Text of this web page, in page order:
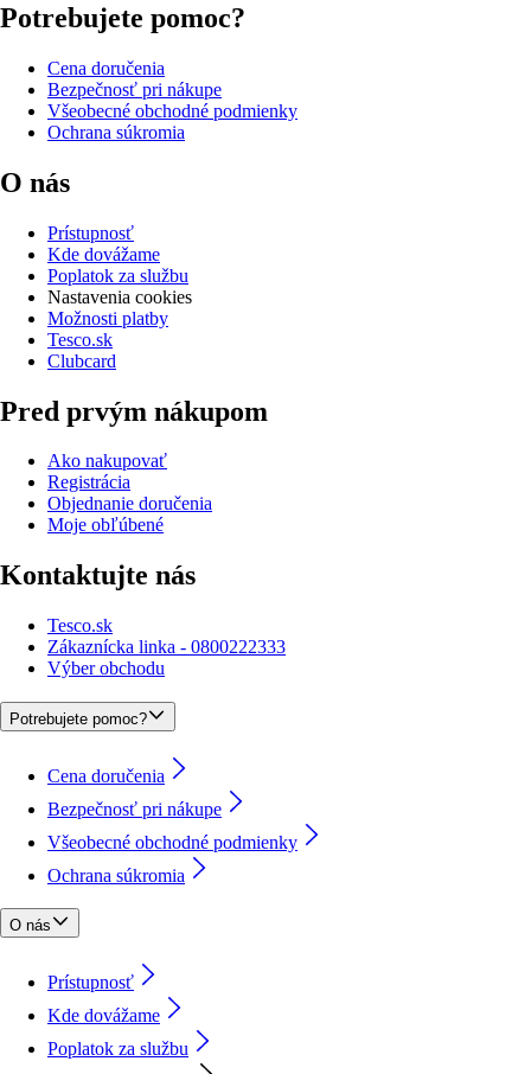
Potrebujete pomoc?
Cena doručenia
Bezpečnosť pri nákupe
Všeobecné obchodné podmienky
Ochrana súkromia
O nás
Prístupnosť
Kde dovážame
Poplatok za službu
Nastavenia cookies
Možnosti platby
Tesco.sk
Clubcard
Pred prvým nákupom
Ako nakupovať
Registrácia
Objednanie doručenia
Moje obľúbené
Kontaktujte nás
Tesco.sk
Zákaznícka linka - 0800222333
Výber obchodu
Potrebujete pomoc?
Cena doručenia
Bezpečnosť pri nákupe
Všeobecné obchodné podmienky
Ochrana súkromia
O nás
Prístupnosť
Kde dovážame
Poplatok za službu